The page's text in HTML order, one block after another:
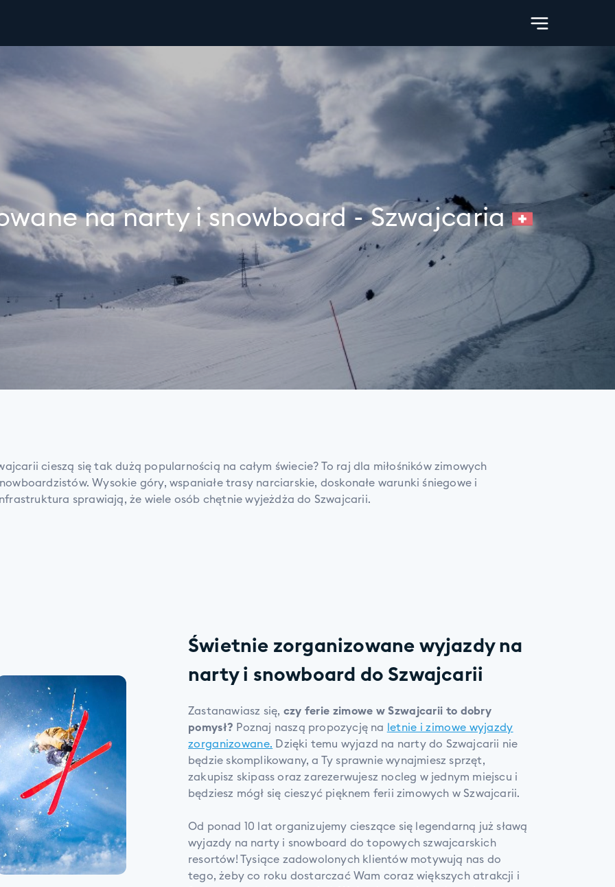
na narty i snowboard - Szwajcaria
cieszą się tak dużą popularnością na całym świecie? To raj dla miłośników zimowych
Wysokie góry, wspaniałe trasy narciarskie, doskonałe warunki śniegowe i
sprawiają, że wiele osób chętnie wyjeżdża do Szwajcarii.
Świetnie zorganizowane wyjazdy na
narty i snowboard do Szwajcarii
Zastanawiasz się, czy ferie zimowe w Szwajcarii to dobry
pomysł? Poznaj naszą propozycję na
letnie i zimowe wyjazdy
zorganizowane. Dzięki temu wyjazd na narty do Szwajcarii nie
będzie skomplikowany, a Ty sprawnie wynajmiesz sprzęt,
zakupisz skipass oraz zarezerwujesz nocleg w jednym miejscu i
będziesz mógł się cieszyć pięknem ferii zimowych w Szwajcarii.
Od ponad 10 lat organizujemy cieszące się legendarną już sławą
wyjazdy na narty i snowboard do topowych szwajcarskich
resortów! Tysiące zadowolonych klientów motywują nas do
tego, żeby co roku dostarczać Wam coraz większych atrakcji i